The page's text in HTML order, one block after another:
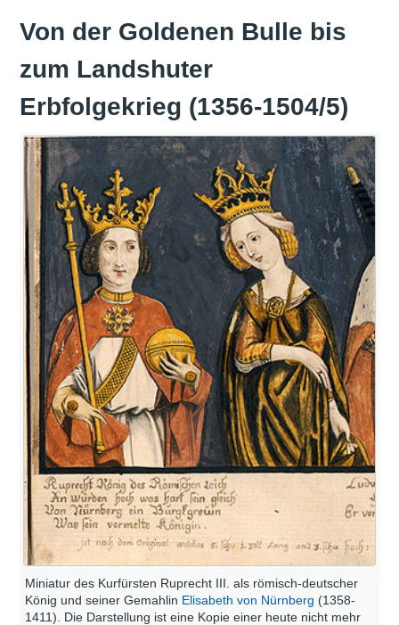
Von der Goldenen Bulle bis
zum Landshuter
Erbfolgekrieg (1356-1504/5)
Miniatur des Kurfürsten Ruprecht III. als römisch-deutscher
König und seiner Gemahlin Elisabeth von Nürnberg (1358-
1411). Die Darstellung ist eine Kopie einer heute nicht mehr